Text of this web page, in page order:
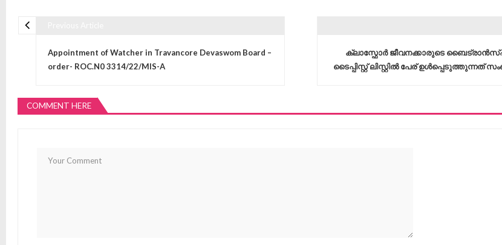
Appointment of Watcher in Travancore Devaswom Board –
order- ROC.N0 3314/22/MIS-A
ക്ലാസ്ഫോർ ജീവനക്കാരുടെ
ടൈപ്പിസ്റ്റ് ലിസ്റ്റിൽ പേര് ഉൾപ്പെടുത്തുന്നത്
COMMENT HERE